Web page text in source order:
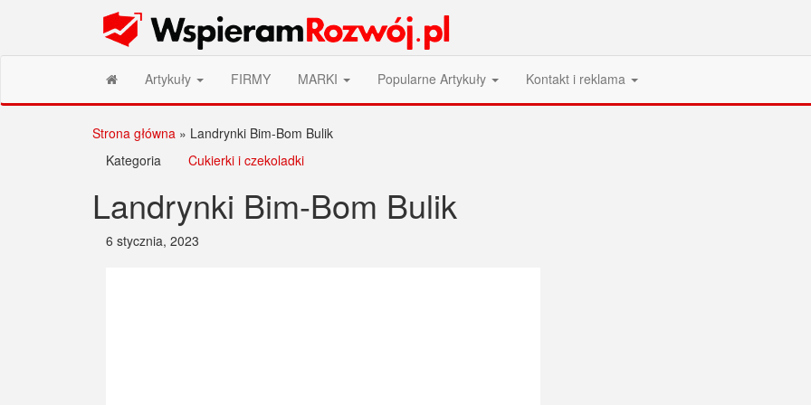
Wspieram Rozwój PL
Artykuły FIRMY MARKI Popularne Artykuły Kontakt i reklama
Strona główna » Landrynki Bim-Bom Bulik
Kategoria
Cukierki i czekoladki
Landrynki Bim-Bom Bulik
6 stycznia, 2023